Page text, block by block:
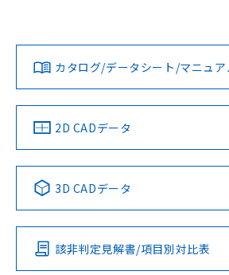
ダウンロードデータをご利用いただく
みください。
ソフトウェアの使用条件
対応済み
中国 RoHS 注意事項・凡例
Pb Hg
O
カタログ/データシート/マニュア
2D CADデータ
3D CADデータ
該非判定見解書/項目別対比表